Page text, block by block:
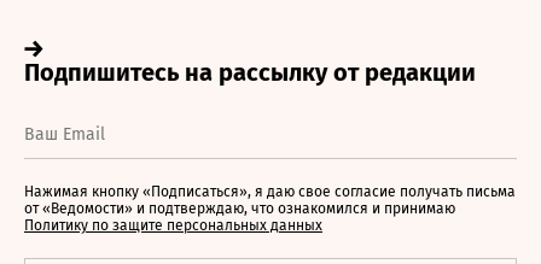
Нажимая кнопку «Подписаться», я даю свое согласие получать письма
от «Ведомости» и подтверждаю, что ознакомился и принимаю
Политику по защите персональных данных